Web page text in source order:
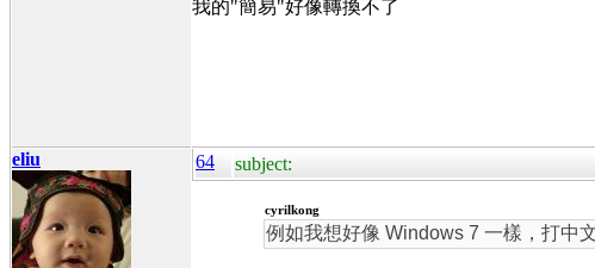
我的"簡易"好像轉換不了
eliu 64 subject:
cyrilkong
例如我想好像 Windows 7 一樣，打中